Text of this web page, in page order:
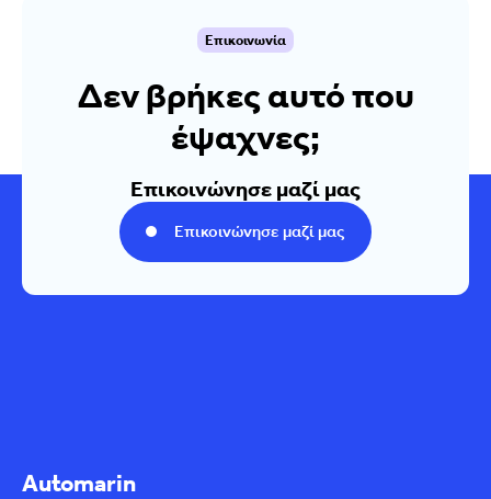
Επικοινωνία
Δεν βρήκες αυτό που
έψαχνες;
Επικοινώνησε μαζί μας
Επικοινώνησε μαζί μας
Automarin